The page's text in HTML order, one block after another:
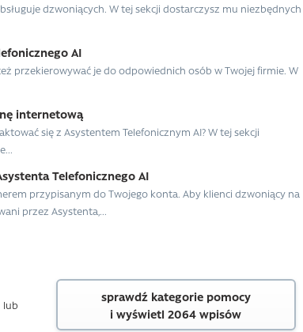
dzwoniących. W tej sekcji dostarczysz mu niezbędnych
AI
przekierowywać je do odpowiednich osób w Twojej firmie. W
internetową
się z Asystentem Telefonicznym AI? W tej sekcji
Telefonicznego AI
przypisanym do Twojego konta. Aby klienci dzwoniący na
przez Asystenta,...
lub
sprawdź kategorie pomocy
i wyświetl 2064 wpisów